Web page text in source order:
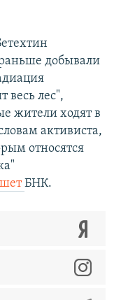
добывали
весь лес",
жители ходят в
активиста,
относятся
БНК.